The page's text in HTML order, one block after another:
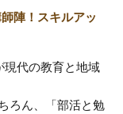
陣！スキルアッ
現代の教育と地域
ろん、「部活と勉